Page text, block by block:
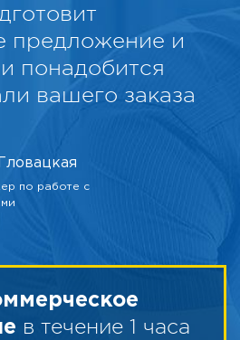
предложение и
понадобится
вашего заказа
по работе с
в течение 1 часа